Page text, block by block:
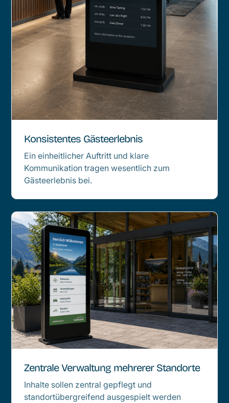
Konsistentes Gästeerlebnis
Ein einheitlicher Auftritt und klare
Kommunikation tragen wesentlich zum
Gästeerlebnis bei.
Zentrale Verwaltung mehrerer Standorte
Inhalte sollen zentral gepflegt und
standortübergreifend ausgespielt werden